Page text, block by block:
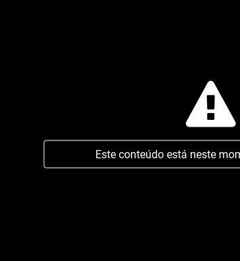
Este conteúdo está neste